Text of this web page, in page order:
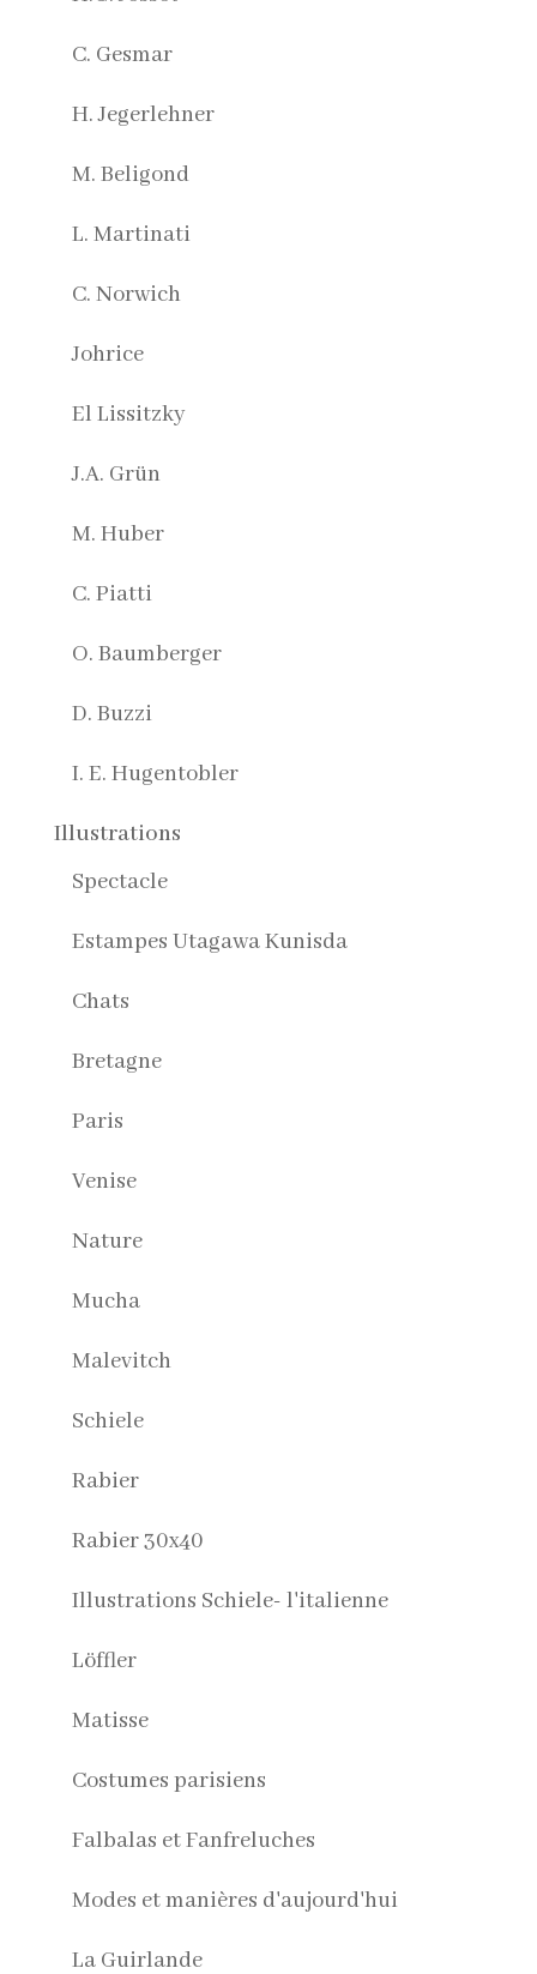
C. Gesmar
H. Jegerlehner
M. Beligond
L. Martinati
C. Norwich
Johrice
El Lissitzky
J.A. Grün
M. Huber
C. Piatti
O. Baumberger
D. Buzzi
I. E. Hugentobler
Illustrations
Spectacle
Estampes Utagawa Kunisda
Chats
Bretagne
Paris
Venise
Nature
Mucha
Malevitch
Schiele
Rabier
Rabier 30x40
Illustrations Schiele- l'italienne
Löffler
Matisse
Costumes parisiens
Falbalas et Fanfreluches
Modes et manières d'aujourd'hui
La Guirlande